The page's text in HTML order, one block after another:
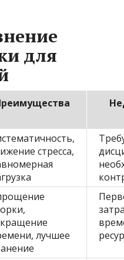
для
стресса,
лучшее